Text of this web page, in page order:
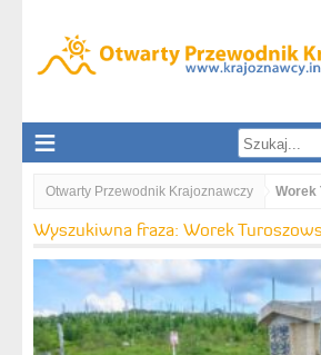
Otwarty Przewodnik Krajoznawczy Worek
Wyszukiwna fraza: Worek